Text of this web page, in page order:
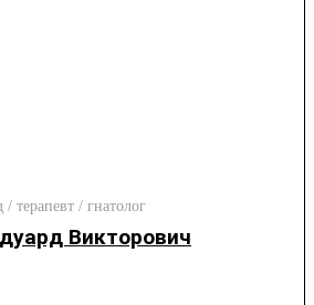
терапевт / гнатолог
Викторович